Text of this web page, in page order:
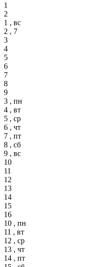
1
2
1 , вс
2 , 7
3
4
5
6
7
8
9
3 , пн
4 , вт
5 , ср
6 , чт
7 , пт
8 , сб
9 , вс
10
11
12
13
14
15
16
10 , пн
11 , вт
12 , ср
13 , чт
14 , пт